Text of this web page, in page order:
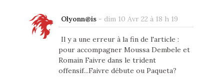
Olyonn@is- dim 10 Avr 22 à 18 h 19
Il y a une erreur à la fin de l'article :
pour accompagner Moussa Dembele et
Romain Faivre dans le trident
offensif...Faivre débute ou Paqueta?